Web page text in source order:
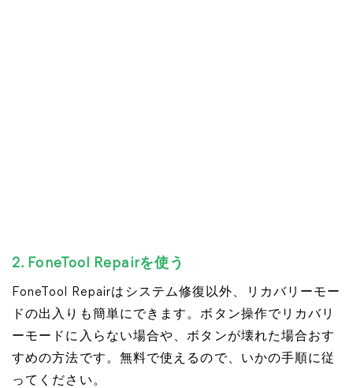
2. FoneTool Repairを使う
FoneTool Repairはシステム修復以外、リカバリーモー
ドの出入りも簡単にできます。ボタン操作でリカバリ
ーモードに入らない場合や、ボタンが壊れた場合おす
すめの方法です。無料で使えるので、いかの手順に従
ってください。